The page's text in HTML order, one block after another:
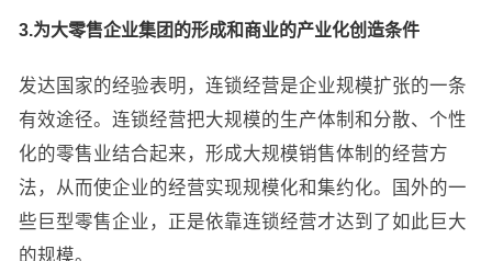
3.为大零售企业集团的形成和商业的产业化创造条件
发达国家的经验表明，连锁经营是企业规模扩张的一条
有效途径。连锁经营把大规模的生产体制和分散、个性
化的零售业结合起来，形成大规模销售体制的经营方
法，从而使企业的经营实现规模化和集约化。国外的一
些巨型零售企业，正是依靠连锁经营才达到了如此巨大
的规模。